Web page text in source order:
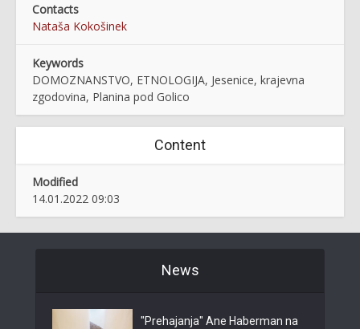
Contacts
Nataša Kokošinek
Keywords
DOMOZNANSTVO, ETNOLOGIJA, Jesenice, krajevna
zgodovina, Planina pod Golico
Content
Modified
14.01.2022 09:03
News
"Prehajanja" Ane Haberman na